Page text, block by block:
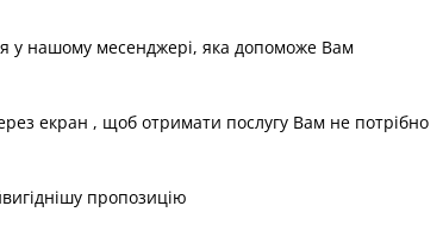
у нашому месенджері, яка допоможе Вам
екран , щоб отримати послугу Вам не потрібно
пропозицію